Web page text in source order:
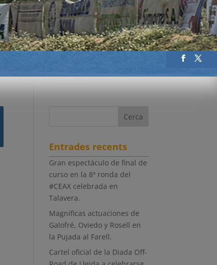
Entrades recents
Gran espectáculo de final de
curso en la 8ª ronda del
#CEAX celebrada en
Talavera.
Magníficas actuaciones de
Galofré, Oviedo y Rosell en
la Pujada al Farell.
Cartel oficial de la Diada Off-